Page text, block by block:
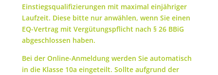
Einstiegsqualifizierungen mit maximal einjähriger
Laufzeit. Diese bitte nur anwählen, wenn Sie einen
EQ-Vertrag mit Vergütungspflicht nach § 26 BBiG
abgeschlossen haben.
Bei der Online-Anmeldung werden Sie automatisch
in die Klasse 10a eingeteilt. Sollte aufgrund der